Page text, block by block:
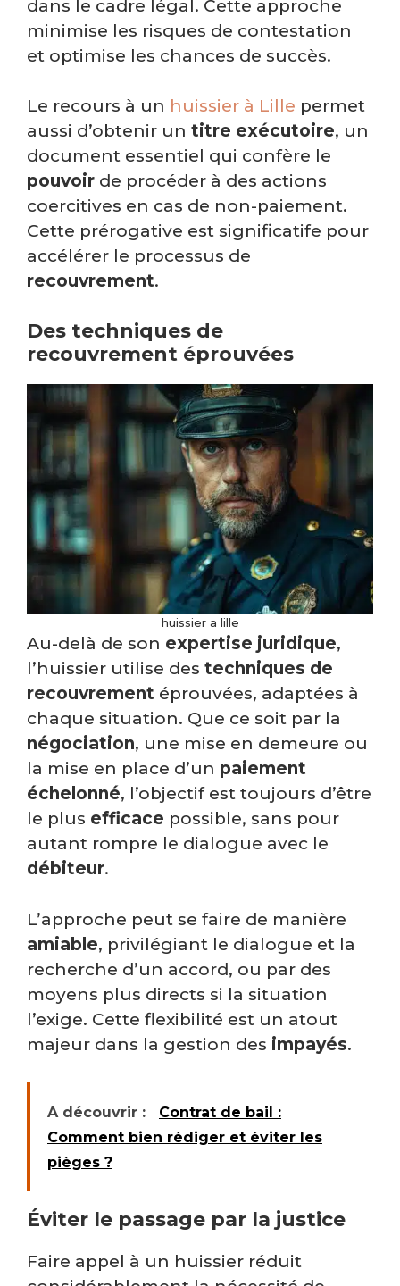
dans le cadre légal. Cette approche
minimise les risques de contestation
et optimise les chances de succès.
Le recours à un huissier à Lille permet
aussi d’obtenir un titre exécutoire, un
document essentiel qui confère le
pouvoir de procéder à des actions
coercitives en cas de non-paiement.
Cette prérogative est significatife pour
accélérer le processus de
recouvrement.
Des techniques de
recouvrement éprouvées
huissier a lille
Au-delà de son expertise juridique,
l’huissier utilise des techniques de
recouvrement éprouvées, adaptées à
chaque situation. Que ce soit par la
négociation, une mise en demeure ou
la mise en place d’un paiement
échelonné, l’objectif est toujours d’être
le plus efficace possible, sans pour
autant rompre le dialogue avec le
débiteur.
L’approche peut se faire de manière
amiable, privilégiant le dialogue et la
recherche d’un accord, ou par des
moyens plus directs si la situation
l’exige. Cette flexibilité est un atout
majeur dans la gestion des impayés.
A découvrir :
Contrat de bail :
Comment bien rédiger et éviter les
pièges ?
Éviter le passage par la justice
Faire appel à un huissier réduit